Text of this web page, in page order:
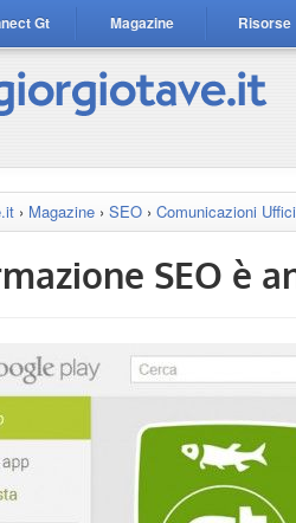
Gt Magazine Risorse
› Magazine › SEO › Comunicazioni
SEO è